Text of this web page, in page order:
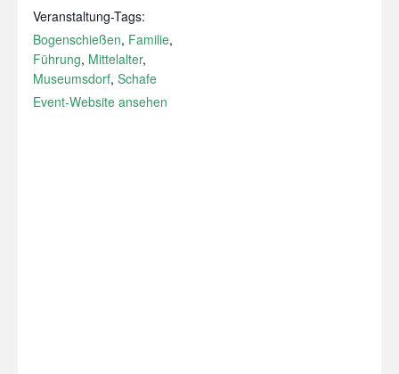
Veranstaltung-Tags:
Bogenschießen, Familie,
Führung, Mittelalter,
Museumsdorf, Schafe
Event-Website ansehen